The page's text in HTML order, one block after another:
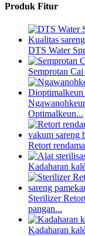
Produk Fitur
DTS Water
Semprotan
Optimalkeun...
Retort
Kadaharan
Sterilizer
pangan...
Kadaharan